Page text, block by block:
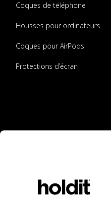
Coques de téléphone
Housses pour ordinateurs
Coques pour AirPods
Protections d’écran